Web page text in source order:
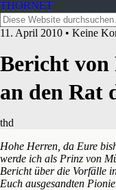
THORNET
11. April 2010 • Keine
Bericht
an den Rat
thd
Hohe Herren, da Eure
werde ich als Prinz von
Bericht über die Vorfälle
Euch ausgesandten